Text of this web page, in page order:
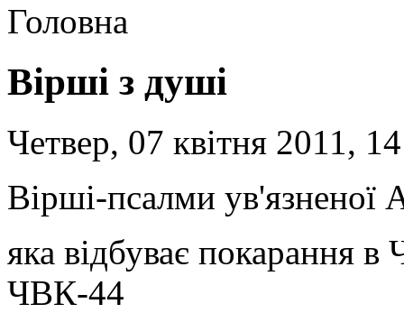
Головна
Вірші з душі
Четвер, 07 квітня 2011,
Вірші-псалми ув'язненої
яка відбуває покарання в
ЧВК-44